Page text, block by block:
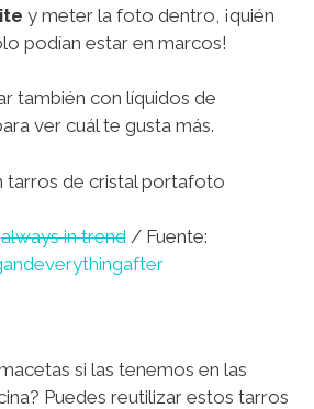
y meter la foto dentro, ¡quién
podían estar en marcos!
también con líquidos de
ver cuál te gusta más.
always in trend/ Fuente:
si las tenemos en las
Puedes reutilizar estos tarros